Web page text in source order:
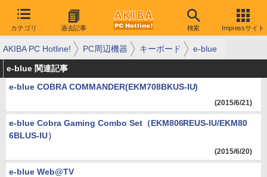
カテゴリ 過去記事 検索 Impressサイト
AKIBA PC Hotline! PC周辺機器 キーボード e-blue
e-blue 関連記事
e-blue COBRA COMMANDER(EKM708BKUS-IU)
(2015/6/21)
e-blue Cobra Gaming Combo Set（EKM806REUS-IU/EKM80
6BLUS-IU）
(2015/6/20)
e-blue Web@TV